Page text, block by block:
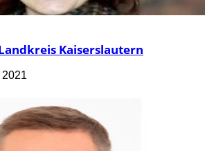
Kaiserslautern